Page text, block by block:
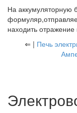
На аккумуляторную
находить
⇐ | Печь